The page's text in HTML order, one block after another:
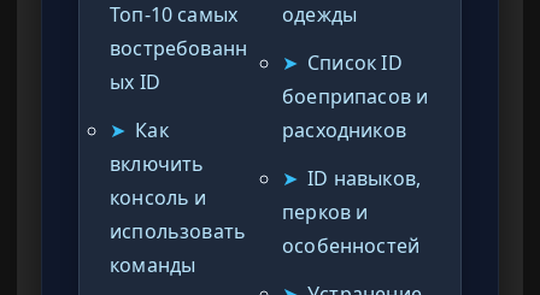
Топ-10 самых
востребованн
ых ID
➤ Как
включить
консоль и
использовать
команды
одежды
➤ Список ID
боеприпасов и
расходников
➤ ID навыков,
перков и
особенностей